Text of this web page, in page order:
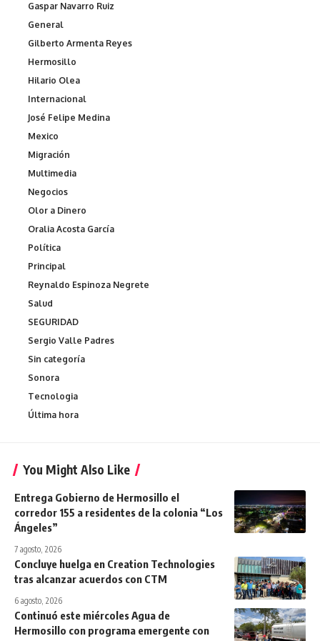
Gaspar Navarro Ruiz
General
Gilberto Armenta Reyes
Hermosillo
Hilario Olea
Internacional
José Felipe Medina
Mexico
Migración
Multimedia
Negocios
Olor a Dinero
Oralia Acosta García
Política
Principal
Reynaldo Espinoza Negrete
Salud
SEGURIDAD
Sergio Valle Padres
Sin categoría
Sonora
Tecnologia
Última hora
You Might Also Like
Entrega Gobierno de Hermosillo el
corredor 155 a residentes de la colonia “Los
Ángeles”
7 agosto, 2026
Concluye huelga en Creation Technologies
tras alcanzar acuerdos con CTM
6 agosto, 2026
Continuó este miércoles Agua de
Hermosillo con programa emergente con